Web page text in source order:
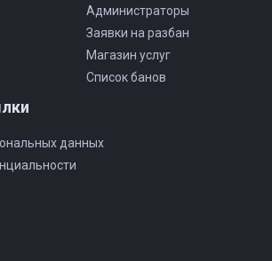
Администраторы
Заявки на разбан
Магазин услуг
Список банов
данных